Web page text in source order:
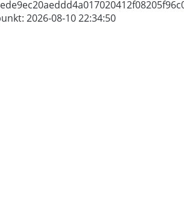
2026-08-10 22:34:50